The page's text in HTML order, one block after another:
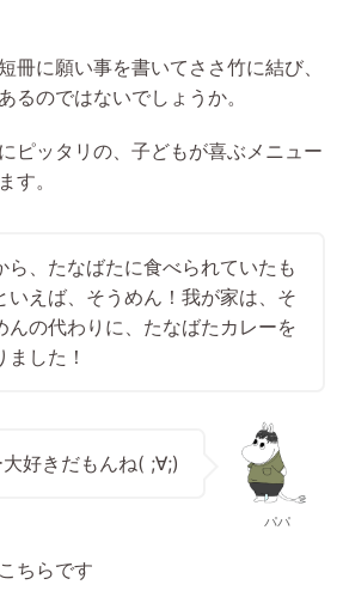
冊に願い事を書いてささ竹に結び、
るのではないでしょうか。
ピッタリの、子どもが喜ぶメニュー
す。
ら、たなばたに食べられていたも
いえば、そうめん！我が家は、そ
んの代わりに、たなばたカレーを
ました！
大好きだもんね( ;∀;)
パパ
ちらです